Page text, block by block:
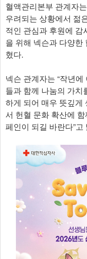
혈액관리본부 관계자
우려되는 상황에서 젊
적인 관심과 후원에 감
을 위해 넥슨과 다양한
혔다.
넥슨 관계자는 “작년에
들과 함께 나눔의 가치
하게 되어 매우 뜻깊게
서 헌혈 문화 확산에
페인이 되길 바란다”고